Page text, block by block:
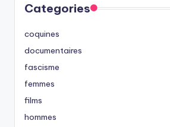
Categories
coquines
documentaires
fascisme
femmes
films
hommes